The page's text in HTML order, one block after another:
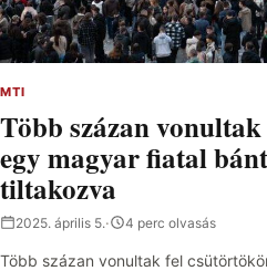
MTI
Több százan
egy magyar fiatal
tiltakozva
2025. április 5.· 4 perc olvasás
Több százan vonultak fel